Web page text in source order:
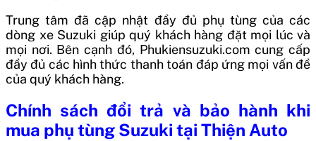
Trung tâm đã cập nhật đầy đủ phụ tùng của các
dòng xe Suzuki giúp quý khách hàng đặt mọi lúc và
mọi nơi. Bên cạnh đó, Phukiensuzuki.com cung cấp
đầy đủ các hình thức thanh toán đáp ứng mọi vấn đề
của quý khách hàng.
Chính sách đổi trả và bảo hành khi
mua phụ tùng Suzuki tại Thiện Auto